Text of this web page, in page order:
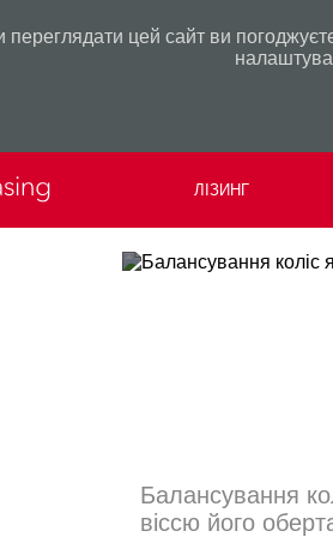
цей сайт ви
ЛІЗИНГ
Балансування
віссю його